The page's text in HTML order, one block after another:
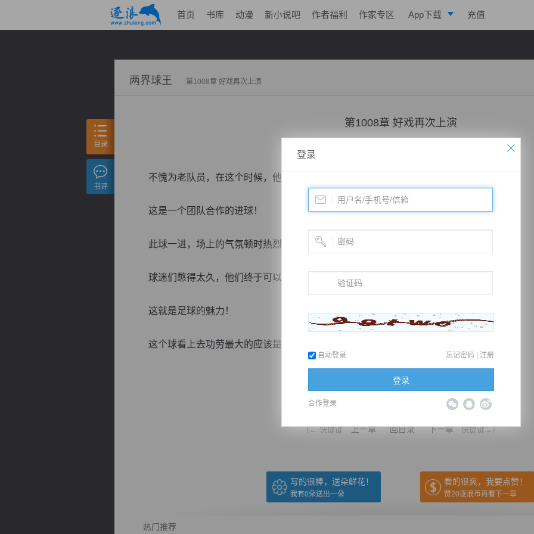
首页 书库 动漫 新小说吧 作者福利 作家专区 App下载 充值
两界球王 第1008章 好戏再次上演
第1008章 好戏再次上演
更新时间：2018-07-25 06:00 字数：2031
不愧为老队员，在这个时候，他把自己传中技术完全发挥了出来。
这是一个团队合作的进球！
此球一进，场上的气氛顿时热烈了起来。
球迷们憋得太久，他们终于可以大声呐喊，可以将心底里的压抑完全释放出来。
这就是足球的魅力！
这个球看上去功劳最大的应该是朱江和柳海洋，江亦辰并不显山露水...
（← 快捷键 上一章 回目录 下一章 快捷键→）
写的很棒，送朵鲜花！
我有0朵送出一朵
看的很爽，我要点赞！
赞20逐浪币再看下一章
热门推荐
目录
书评
登录
自动登录 忘记密码 | 注册
登录
合作登录